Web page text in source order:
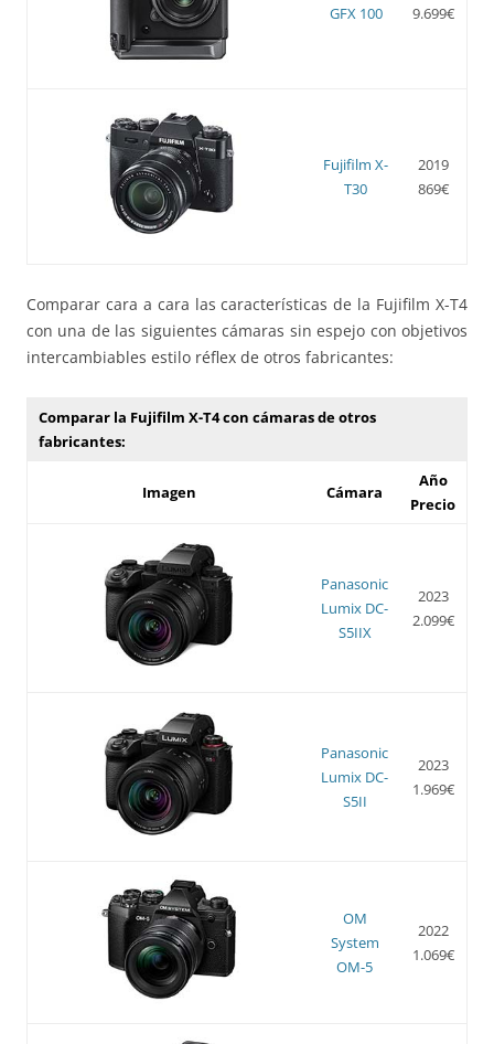
GFX 100
9.699€
Fujifilm X-
T30
2019
869€
Comparar cara a cara las características de la Fujifilm X-T4
con una de las siguientes cámaras sin espejo con objetivos
intercambiables estilo réflex de otros fabricantes:
Comparar la Fujifilm X-T4 con cámaras de otros
fabricantes:
Imagen Cámara
Año
Precio
Panasonic
Lumix DC-
S5IIX
2023
2.099€
Panasonic
Lumix DC-
S5II
2023
1.969€
OM
System
OM-5
2022
1.069€